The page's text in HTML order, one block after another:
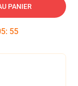
PANIER
: 54